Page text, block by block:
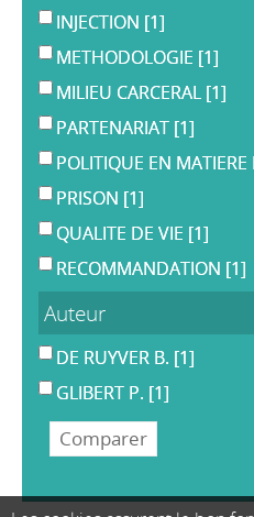
INJECTION [1]
METHODOLOGIE [1]
MILIEU CARCERAL [1]
PARTENARIAT [1]
POLITIQUE EN
PRISON [1]
QUALITE DE VIE [1]
RECOMMANDATION [1]
Auteur
DE RUYVER B. [1]
GLIBERT P. [1]